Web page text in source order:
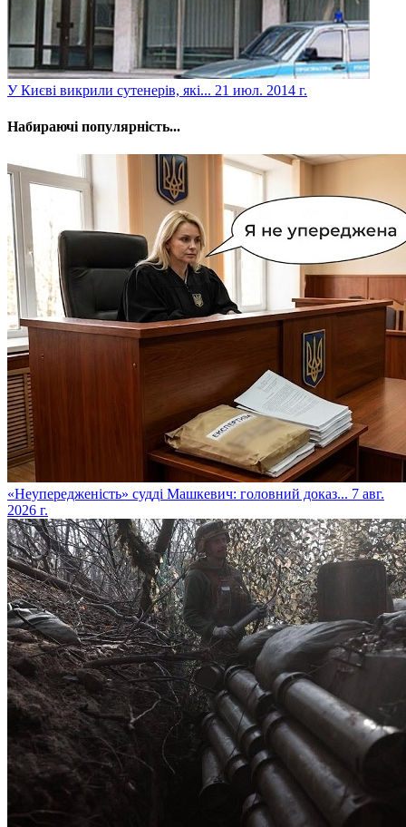
У Києві викрили сутенерів, які... 21 июл. 2014 г.
Набираючі популярність...
​«Неупередженість» судді Машкевич: головний доказ... 7 авг.
2026 г.